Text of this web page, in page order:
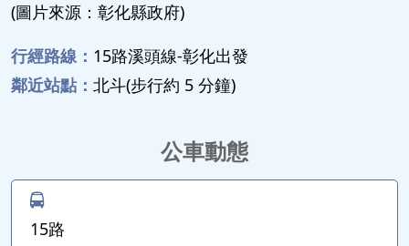
(圖片來源：彰化縣政府)
行經路線： 15路溪頭線-彰化出發
鄰近站點： 北斗(步行約 5 分鐘)
公車動態
15路